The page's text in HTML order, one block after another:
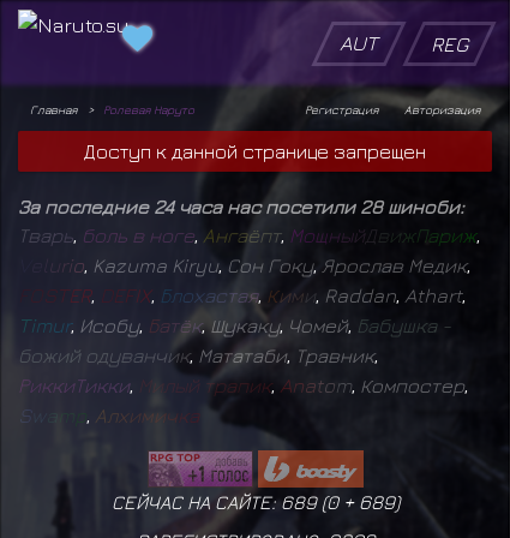
AUT REG
Главная Ролевая Наруто Авторизация
Регистрация
Доступ к данной странице запрещен
За последние 24 часа нас посетили 28 шиноби:
Тварь боль в ноге Ангаёпт, Мощный Д ижПариж,
urio Kazuma Kiryu, Сон Гоку, Ярослав Медик,
S TER, DEFIX, Блохастая, Кими Raddan Athart,
Timur, Исобу, Батёк, Шукаку, Чомей, Бабушка -
божий одуванчик, Мататаби, Травник,
РиккиТикки, М и ый трапик, Anatom Компостер,
Sw Алхимичка
СЕЙЧАС НА САЙТЕ: 689 (0+ 689)